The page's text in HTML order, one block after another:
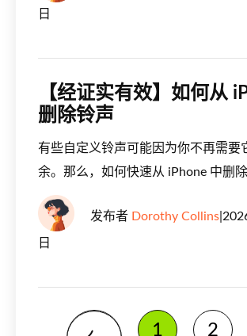
日
【经证实有效】如何从
删除铃声
有些自定义铃声可能因为你不再需要
余。那么，如何快速从 iPhone 中删除
发布者 Dorothy Collins
日
1 2